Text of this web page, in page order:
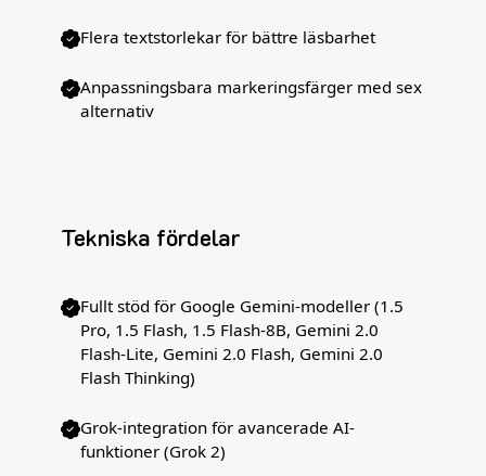
Flera textstorlekar för bättre läsbarhet
Anpassningsbara markeringsfärger med sex
alternativ
Tekniska fördelar
Fullt stöd för Google Gemini-modeller (1.5
Pro, 1.5 Flash, 1.5 Flash-8B, Gemini 2.0
Flash-Lite, Gemini 2.0 Flash, Gemini 2.0
Flash Thinking)
Grok-integration för avancerade AI-
funktioner (Grok 2)